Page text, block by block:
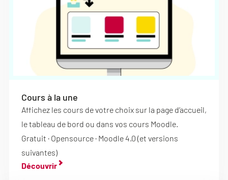
Cours à la une
Affichez les cours de votre choix sur la page d’accueil,
le tableau de bord ou dans vos cours Moodle.
Gratuit · Opensource · Moodle 4.0 (et versions
suivantes)
Découvrir